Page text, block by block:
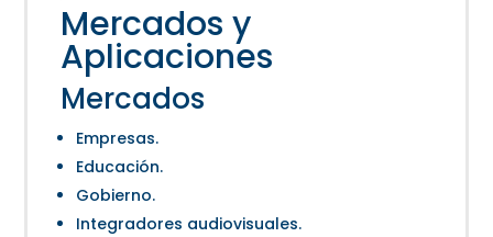
Mercados y
Aplicaciones
Mercados
Empresas.
Educación.
Gobierno.
Integradores audiovisuales.